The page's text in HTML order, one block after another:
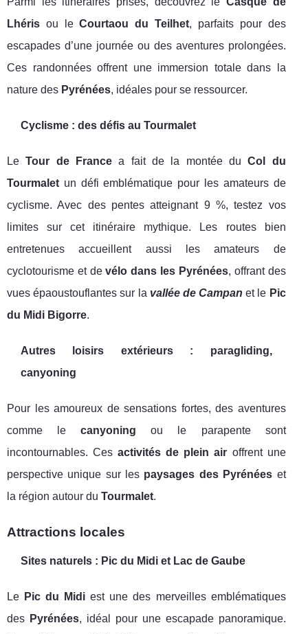
Lhéris ou leCourtaou du Teilhet, parfaits pour des
escapades d’une journée ou des aventures prolongées.
Ces randonnées offrent une immersion totale dans la
nature des Pyrénées, idéales pour se ressourcer.
Cyclisme : des défis au Tourmalet
LeTour de Francea fait de la montée duCol du
Tourmalet un défi emblématique pour les amateurs de
cyclisme. Avec des pentes atteignant 9 %, testez vos
limites sur cet itinéraire mythique. Les routes bien
entretenues accueillent aussi les amateurs de
cyclotourisme et devélo dans les Pyrénées, offrant des
vues épaoustouflantes sur la vallée de Campan et le Pic
du Midi Bigorre.
Autres loisirs extérieurs : paragliding,
canyoning
Pour les amoureux de sensations fortes, des aventures
comme lecanyoning ou le parapente sont
incontournables. Cesactivités de plein air offrent une
perspective unique sur les paysages des Pyrénées et
la région autour du Tourmalet.
Attractions locales
Sites naturels : Pic du Midi et Lac de Gaube
Le Pic du Midi est une des merveilles emblématiques
des Pyrénées, idéal pour une escapade panoramique.